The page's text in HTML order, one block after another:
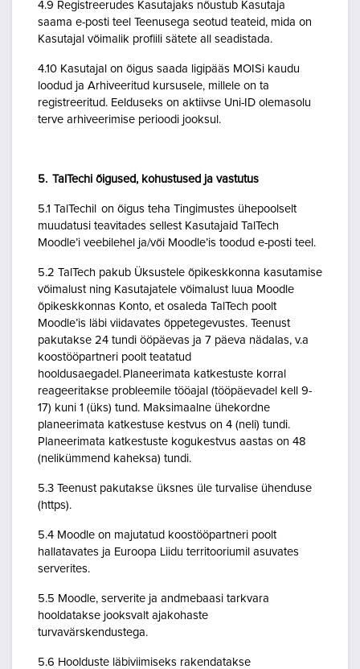
4.9 Registreerudes Kasutajaks nõustub Kasutaja
saama e-posti teel Teenusega seotud teateid, mida on
Kasutajal võimalik profiili sätete all seadistada.
4.10 Kasutajal on õigus saada ligipääs MOISi kaudu
loodud ja Arhiveeritud kursusele, millele on ta
registreeritud. Eelduseks on aktiivse Uni-ID olemasolu
terve arhiveerimise perioodi jooksul.
5. TalTechi õigused, kohustused ja vastutus
5.1 TalTechil on õigus teha Tingimustes ühepoolselt
muudatusi teavitades sellest Kasutajaid TalTech
Moodle’i veebilehel ja/või Moodle’is toodud e-posti teel.
5.2 TalTech pakub Üksustele õpikeskkonna kasutamise
võimalust ning Kasutajatele võimalust luua Moodle
õpikeskkonnas Konto, et osaleda TalTech poolt
Moodle’is läbi viidavates õppetegevustes. Teenust
pakutakse 24 tundi ööpäevas ja 7 päeva nädalas, v.a
koostööpartneri poolt teatatud
hooldusaegadel. Planeerimata katkestuste korral
reageeritakse probleemile tööajal (tööpäevadel kell 9-
17) kuni 1 (üks) tund. Maksimaalne ühekordne
planeerimata katkestuse kestvus on 4 (neli) tundi.
Planeerimata katkestuste kogukestvus aastas on 48
(nelikümmend kaheksa) tundi.
5.3 Teenust pakutakse üksnes üle turvalise ühenduse
(https).
5.4 Moodle on majutatud koostööpartneri poolt
hallatavates ja Euroopa Liidu territooriumil asuvates
serverites.
5.5 Moodle, serverite ja andmebaasi tarkvara
hooldatakse jooksvalt ajakohaste
turvavärskendustega.
5.6 Hoolduste läbiviimiseks rakendatakse